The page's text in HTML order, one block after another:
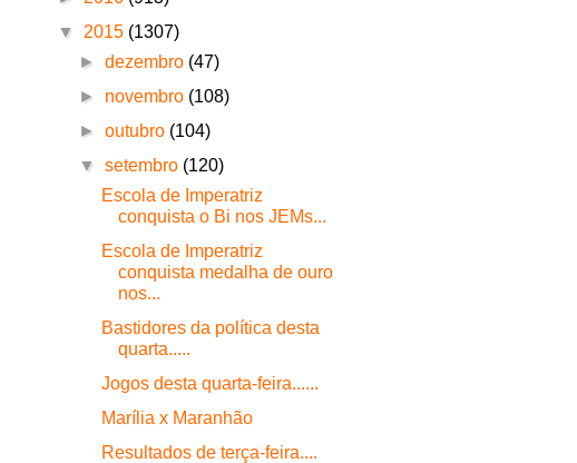
▼ 2015 (1307)
►dezembro (47)
► novembro (108)
►outubro (104)
▼setembro (120)
Escola de Imperatriz
conquista o Bi nos JEMs...
Escola de Imperatriz
conquista medalha de ouro
nos...
Bastidores da política desta
quarta.....
Jogos desta quarta-feira......
Marília x Maranhão
Resultados de terça-feira....